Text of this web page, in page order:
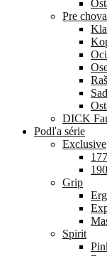
Pre
DICK
Podľa série
Exclusive
Grip
Spirit